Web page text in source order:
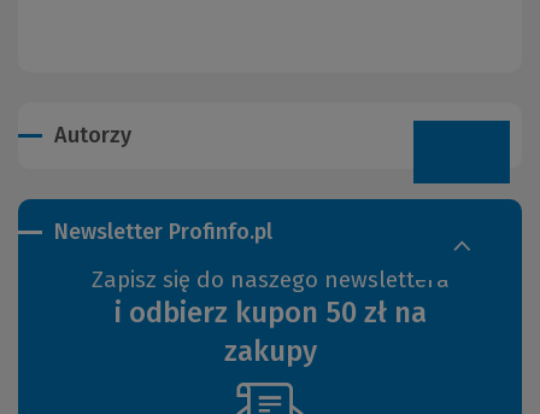
Autorzy
Newsletter Profinfo.pl
Zapisz się do naszego newslettera
i odbierz kupon 50 zł na
zakupy